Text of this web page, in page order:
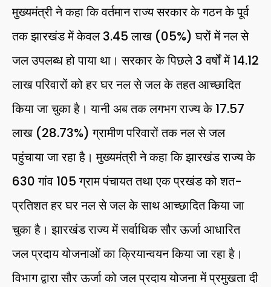
मुख्यमंत्री ने कहा कि वर्तमान राज्य सरकार के गठन के पूर्व
तक झारखंड में केवल 3.45 लाख (05%) घरों में नल से
जल उपलब्ध हो पाया था। सरकार के पिछले 3 वर्षों में 14.12
लाख परिवारों को हर घर नल से जल के तहत आच्छादित
किया जा चुका है। यानी अब तक लगभग राज्य के 17.57
लाख (28.73%) ग्रामीण परिवारों तक नल से जल
पहुंचाया जा रहा है। मुख्यमंत्री ने कहा कि झारखंड राज्य के
630 गांव 105 ग्राम पंचायत तथा एक प्रखंड को शत-
प्रतिशत हर घर नल से जल के साथ आच्छादित किया जा
चुका है। झारखंड राज्य में सर्वाधिक सौर ऊर्जा आधारित
जल प्रदाय योजनाओं का क्रियान्वयन किया जा रहा है।
विभाग द्वारा सौर ऊर्जा को जल प्रदाय योजना में प्रमुखता दी